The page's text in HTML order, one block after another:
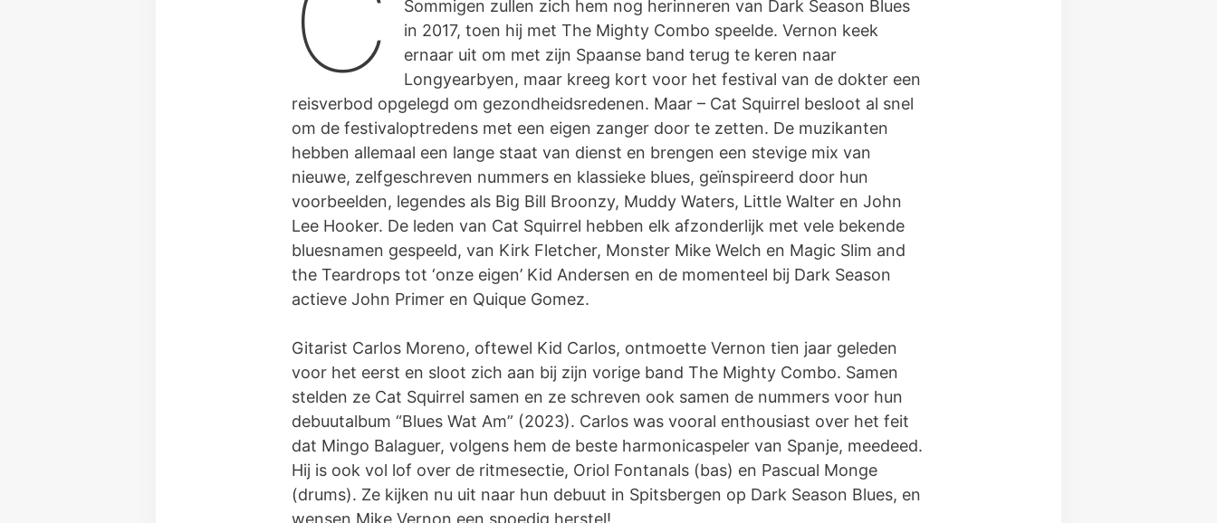
Sommigen zullen zich hem nog herinneren van Dark Season Blues
in 2017, toen hij met The Mighty Combo speelde. Vernon keek
ernaar uit om met zijn Spaanse band terug te keren naar
Longyearbyen, maar kreeg kort voor het festival van de dokter een
reisverbod opgelegd om gezondheidsredenen. Maar – Cat Squirrel besloot al snel
om de festivaloptredens met een eigen zanger door te zetten. De muzikanten
hebben allemaal een lange staat van dienst en brengen een stevige mix van
nieuwe, zelfgeschreven nummers en klassieke blues, geïnspireerd door hun
voorbeelden, legendes als Big Bill Broonzy, Muddy Waters, Little Walter en John
Lee Hooker. De leden van Cat Squirrel hebben elk afzonderlijk met vele bekende
bluesnamen gespeeld, van Kirk Fletcher, Monster Mike Welch en Magic Slim and
the Teardrops tot ‘onze eigen’ Kid Andersen en de momenteel bij Dark Season
actieve John Primer en Quique Gomez.
Gitarist Carlos Moreno, oftewel Kid Carlos, ontmoette Vernon tien jaar geleden
voor het eerst en sloot zich aan bij zijn vorige band The Mighty Combo. Samen
stelden ze Cat Squirrel samen en ze schreven ook samen de nummers voor hun
debuutalbum “Blues Wat Am” (2023). Carlos was vooral enthousiast over het feit
dat Mingo Balaguer, volgens hem de beste harmonicaspeler van Spanje, meedeed.
Hij is ook vol lof over de ritmesectie, Oriol Fontanals (bas) en Pascual Monge
(drums). Ze kijken nu uit naar hun debuut in Spitsbergen op Dark Season Blues, en
wensen Mike Vernon een spoedig herstel!